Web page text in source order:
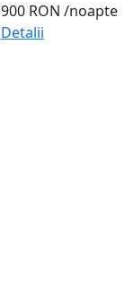
900 RON /noapte
Detalii